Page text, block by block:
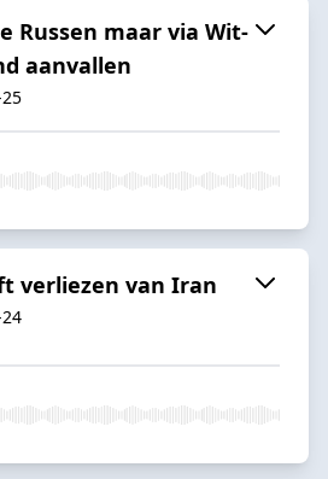
Russen maar via Wit-
aanvallen
verliezen van Iran